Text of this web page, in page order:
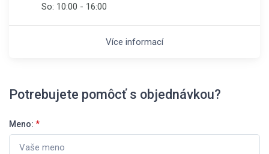
So: 10:00 - 16:00
Více informací
Potrebujete pomôcť s objednávkou?
Meno: *